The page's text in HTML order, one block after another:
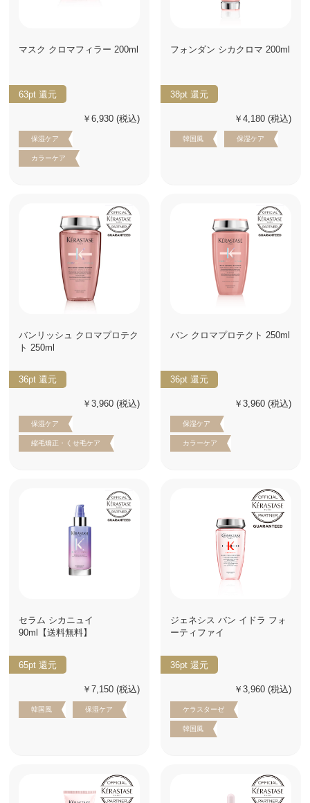
マスク クロマフィラー 200ml
63pt 還元
￥6,930 (税込)
保湿ケア
カラーケア
フォンダン シカクロマ 200ml
38pt 還元
￥4,180 (税込)
韓国風 保湿ケア
バンリッシュ クロマプロテク
ト 250ml
36pt 還元
￥3,960 (税込)
保湿ケア
縮毛矯正・くせ毛ケア
バン クロマプロテクト 250ml
36pt 還元
￥3,960 (税込)
保湿ケア
カラーケア
セラム シカニュイ
90ml【送料無料】
65pt 還元
￥7,150 (税込)
韓国風 保湿ケア
ジェネシス バン イドラ フォ
ーティファイ
36pt 還元
￥3,960 (税込)
ケラスターゼ
韓国風